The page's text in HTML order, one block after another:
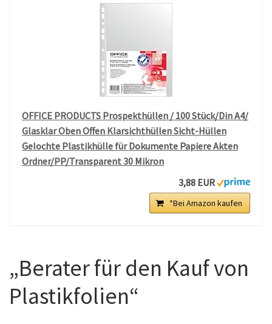
OFFICE PRODUCTS Prospekthüllen / 100 Stück/Din A4/
Glasklar Oben Offen Klarsichthüllen Sicht-Hüllen
Gelochte Plastikhülle für Dokumente Papiere Akten
Ordner/PP/Transparent 30 Mikron
3,88 EUR
*Bei Amazon kaufen
„Berater für den Kauf von
Plastikfolien“